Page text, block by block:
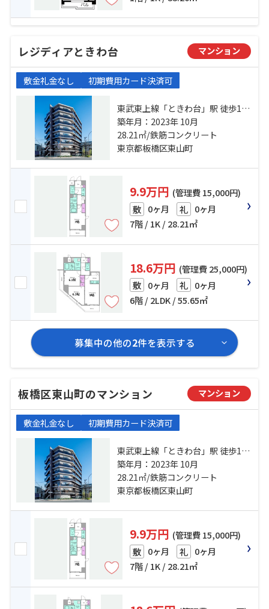
レジディアときわ台 マンション
敷金礼金なし 初期費用カード決済可
東武東上線「ときわ台」駅 徒歩12
分 東武東上線「中板橋」駅 徒歩14
分 有楽町線「小竹向原」駅 徒歩17
分
築年月：2023年 10月
28.21㎡/鉄筋コンクリート
東京都板橋区東山町
9.9万円 (管理費 15,000円)
敷 0ヶ月 礼 0ヶ月
7階 / 1K / 28.21㎡
18.6万円 (管理費 25,000円)
敷 0ヶ月 礼 0ヶ月
6階 / 2LDK / 55.65㎡
募集中の他の2件を表示する
板橋区東山町のマンション マンション
敷金礼金なし 初期費用カード決済可
東武東上線「ときわ台」駅 徒歩12
分 東武東上線「中板橋」駅 徒歩14
分 有楽町線「小竹向原」駅 徒歩17
分
築年月：2023年 10月
28.21㎡/鉄筋コンクリート
東京都板橋区東山町
9.9万円 (管理費 15,000円)
敷 0ヶ月 礼 0ヶ月
7階 / 1K / 28.21㎡